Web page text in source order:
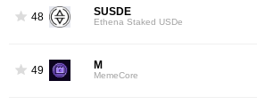
48 SUSDE
Ethena Staked USDe
49 M
MemeCore